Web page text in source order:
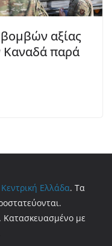
αξίας
Καναδά παρά
Κεντρική Ελλάδα. Τα
με